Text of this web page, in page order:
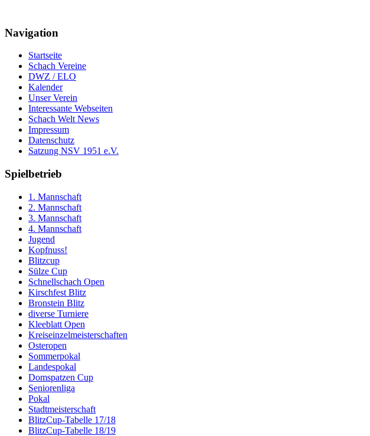
Navigation
Startseite
Schach Vereine
DWZ / ELO
Kalender
Unser Verein
Interessante Webseiten
Schach Welt News
Impressum
Datenschutz
Satzung NSV 1951 e.V.
Spielbetrieb
1. Mannschaft
2. Mannschaft
3. Mannschaft
4. Mannschaft
Jugend
Kopfnuss!
Blitzcup
Sülze Cup
Schnellschach Open
Kirschfest Blitz
Bronstein Blitz
diverse Turniere
Kleeblatt Open
Kreiseinzelmeisterschaften
Osteropen
Sommerpokal
Landespokal
Domspatzen Cup
Seniorenliga
Pokal
Stadtmeisterschaft
BlitzCup-Tabelle 17/18
BlitzCup-Tabelle 18/19